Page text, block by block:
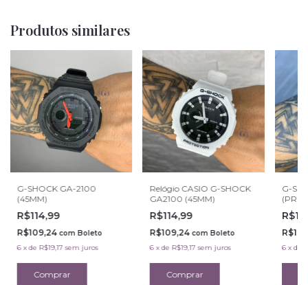
Produtos similares
G-SHOCK GA-2100
(45MM)
R$114,99
R$109,24 com Boleto
6 xde R$19,17 sem juros
Relógio CASIO G-SHOCK
GA2100 (45MM)
R$114,99
R$109,24 com Boleto
6 xde R$19,17 sem juros
G-
6 x de